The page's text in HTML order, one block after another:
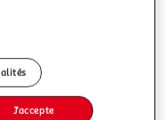
J'accepte